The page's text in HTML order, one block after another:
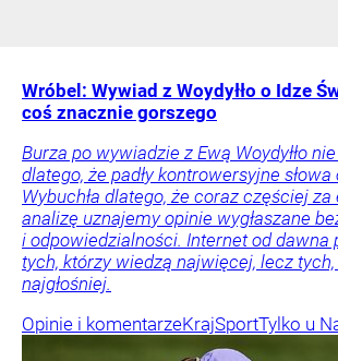
Wróbel: Wywiad z Woydyłło o Idze
coś znacznie gorszego
Burza po wywiadzie z Ewą Woydyłło
dlatego, że padły kontrowersyjne słowa
Wybuchła dlatego, że coraz częściej za
analizę uznajemy opinie wygłaszane
i odpowiedzialności. Internet od dawna
tych, którzy wiedzą najwięcej, lecz
najgłośniej.
Opinie i komentarzeKrajSportTylko u